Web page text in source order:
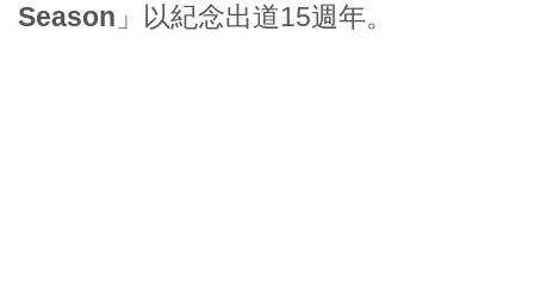
Season 」以紀念出道15週年。